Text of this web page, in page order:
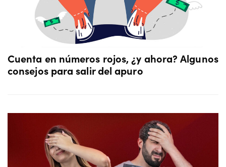
Cuenta en números rojos, ¿y ahora? Algunos
consejos para salir del apuro